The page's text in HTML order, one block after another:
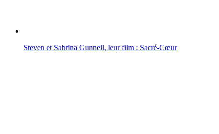
Steven et Sabrina Gunnell, leur film : Sacré-Cœur